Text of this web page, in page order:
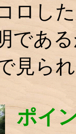
ロし
であ
見ら
ポイ